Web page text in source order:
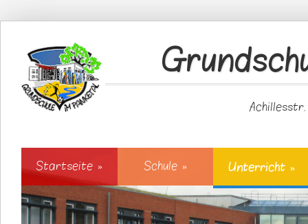
Startseite » Schule » Unterricht»